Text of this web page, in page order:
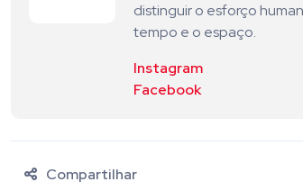
distinguir o esforço
tempo e o espaço.
Instagram
Facebook
Compartilhar